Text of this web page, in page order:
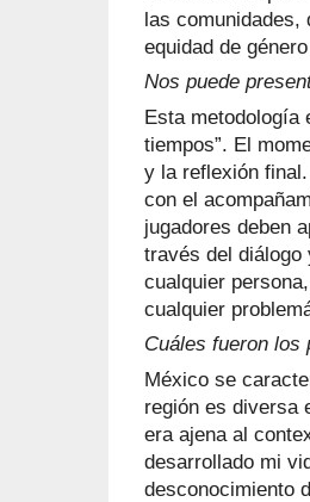
las comunidades,
equidad de
Nos puede
Esta metodología
tiempos”. El
y la reflexión
con el
jugadores deben
través del diálogo
cualquier
cualquier
Cuáles fueron
México se
región es diversa
era ajena al
desarrollado mi
desconocimiento